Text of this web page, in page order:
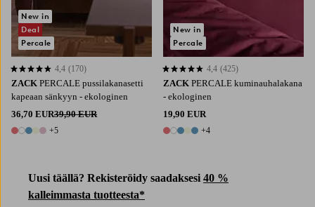
ZACK PERCALE pussilakanasetti
kapeaan sänkyyn - ekologinen
36,70 EUR39,90 EUR
10 värejä
+5
4,4 perustuen 170 arvosanaan
4,4 (170)
New in
Deal
Percale
Uusi täällä? Rekisteröidy saadaksesi 40 %
kalleimmasta tuotteesta*
ZACK PERCALE kuminauhalakana
- ekologinen
19,90 EUR
9 värejä
+4
4,4 perustuen 425 arvosanaan
4,4 (425)
New in
Percale